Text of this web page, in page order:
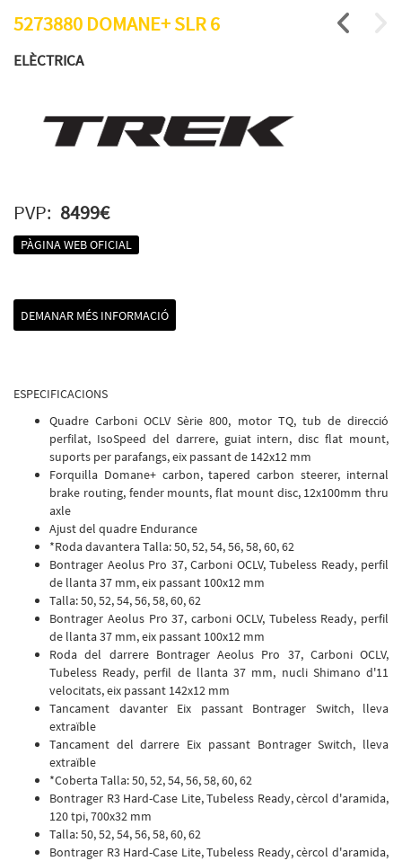
5273880 DOMANE+ SLR 6
ELÈCTRICA
PVP: 8499€
PÀGINA WEB OFICIAL
DEMANAR MÉS INFORMACIÓ
ESPECIFICACIONS
Quadre Carboni OCLV Sèrie 800, motor TQ, tub de direcció
perfilat, IsoSpeed ​​del darrere, guiat intern, disc flat mount,
suports per parafangs, eix passant de 142x12 mm
Forquilla Domane+ carbon, tapered carbon steerer, internal
brake routing, fender mounts, flat mount disc, 12x100mm thru
axle
Ajust del quadre Endurance
*Roda davantera Talla: 50, 52, 54, 56, 58, 60, 62
Bontrager Aeolus Pro 37, Carboni OCLV, Tubeless Ready, perfil
de llanta 37 mm, eix passant 100x12 mm
Talla: 50, 52, 54, 56, 58, 60, 62
Bontrager Aeolus Pro 37, carboni OCLV, Tubeless Ready, perfil
de llanta 37 mm, eix passant 100x12 mm
Roda del darrere Bontrager Aeolus Pro 37, Carboni OCLV,
Tubeless Ready, perfil de llanta 37 mm, nucli Shimano d'11
velocitats, eix passant 142x12 mm
Tancament davanter Eix passant Bontrager Switch, lleva
extraïble
Tancament del darrere Eix passant Bontrager Switch, lleva
extraïble
*Coberta Talla: 50, 52, 54, 56, 58, 60, 62
Bontrager R3 Hard-Case Lite, Tubeless Ready, cèrcol d'aramida,
120 tpi, 700x32 mm
Talla: 50, 52, 54, 56, 58, 60, 62
Bontrager R3 Hard-Case Lite, Tubeless Ready, cèrcol d'aramida,